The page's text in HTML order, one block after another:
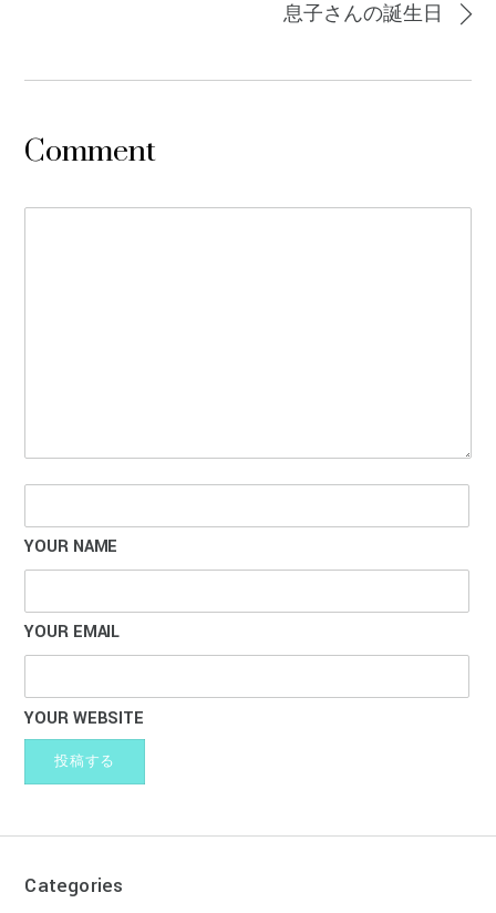
息子さんの誕生日
Comment
YOUR NAME
YOUR EMAIL
YOUR WEBSITE
Categories